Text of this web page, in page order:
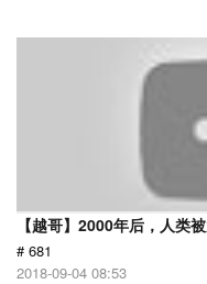
【越哥】2000年后，人类
# 681
2018-09-04 08:53